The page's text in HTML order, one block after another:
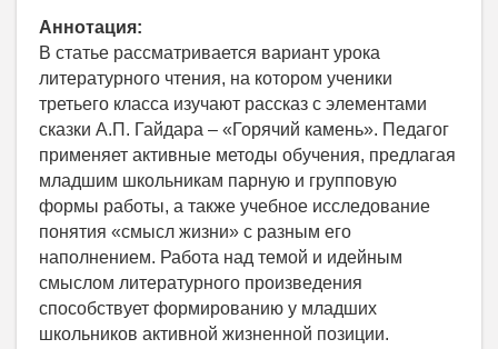
Аннотация:
В статье рассматривается вариант урока
литературного чтения, на котором ученики
третьего класса изучают рассказ с элементами
сказки А.П. Гайдара – «Горячий камень». Педагог
применяет активные методы обучения, предлагая
младшим школьникам парную и групповую
формы работы, а также учебное исследование
понятия «смысл жизни» с разным его
наполнением. Работа над темой и идейным
смыслом литературного произведения
способствует формированию у младших
школьников активной жизненной позиции.